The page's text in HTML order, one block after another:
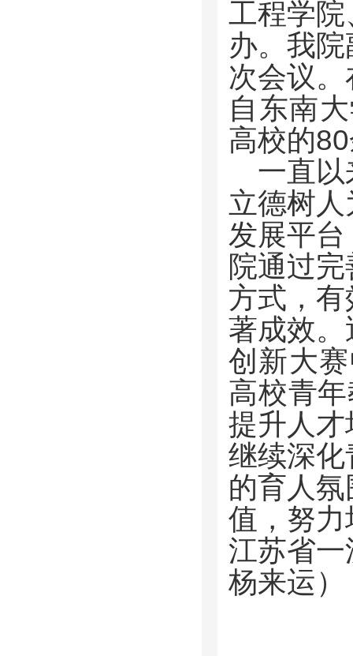
工程学
办。我
次会议
自东南
高校的80
一直
立德树
发展平
院通过
方式，
著成效
创新大
高校青
提升人
继续深
的育人
值，努
江苏省
杨来运）